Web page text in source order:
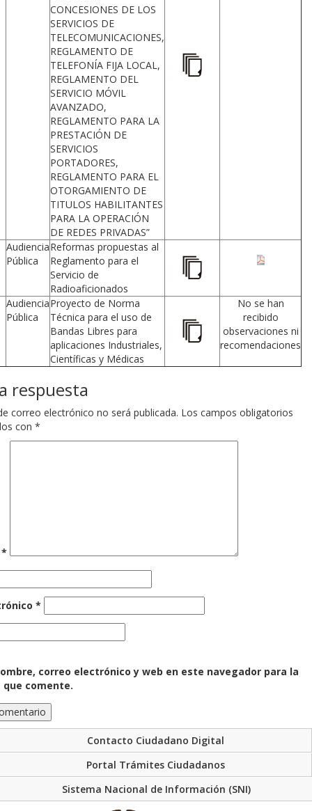
CONCESIONES DE LOS
SERVICIOS DE
TELECOMUNICACIONES,
REGLAMENTO DE
TELEFONÍA FIJA LOCAL,
REGLAMENTO DEL
SERVICIO MÓVIL
AVANZADO,
REGLAMENTO PARA LA
PRESTACIÓN DE
SERVICIOS
PORTADORES,
REGLAMENTO PARA EL
OTORGAMIENTO DE
TITULOS HABILITANTES
PARA LA OPERACIÓN
DE REDES PRIVADAS”
Audiencia
Pública
Reformas propuestas al
Reglamento para el
Servicio de
Radioaficionados
Audiencia
Pública
Proyecto de Norma
Técnica para el uso de
Bandas Libres para
aplicaciones Industriales,
Científicas y Médicas
No se han
recibido
observaciones ni
recomendaciones
respuesta
correo electrónico no será publicada. Los campos obligatorios
con *
*
*
correo electrónico y web en este navegador para la
que comente.
Contacto Ciudadano Digital
Portal Trámites Ciudadanos
Sistema Nacional de Información (SNI)